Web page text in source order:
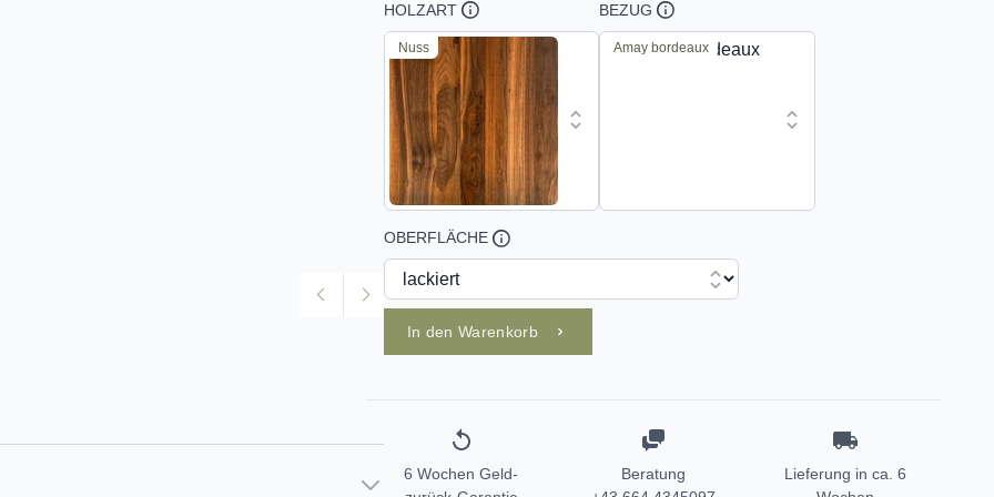
HOLZART
Nuss
BEZUG
Amay bordeaux
OBERFLÄCHE
In den Warenkorb
6 Wochen Geld-
Beratung
Lieferung in ca. 6